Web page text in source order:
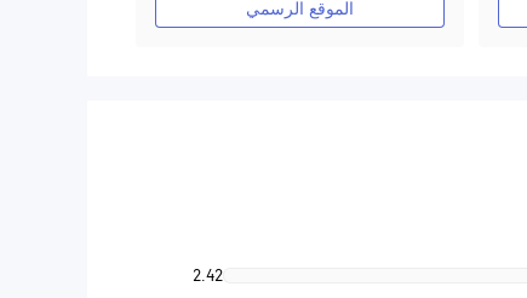
الموقع الرسمي
2.42